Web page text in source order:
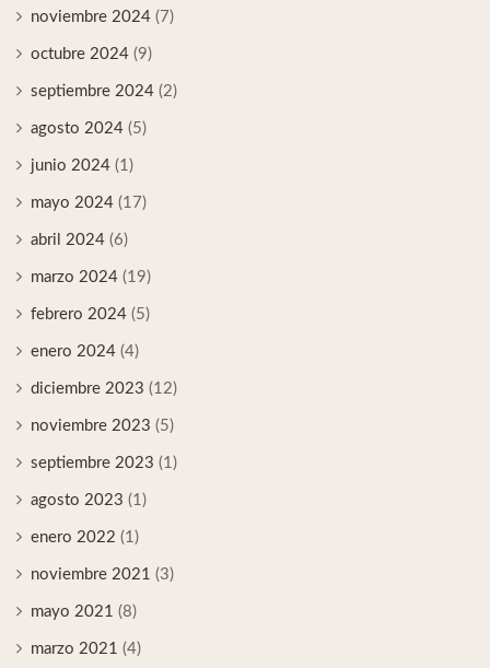
noviembre 2024 (7)
octubre 2024 (9)
septiembre 2024 (2)
agosto 2024 (5)
junio 2024 (1)
mayo 2024 (17)
abril 2024 (6)
marzo 2024 (19)
febrero 2024 (5)
enero 2024 (4)
diciembre 2023 (12)
noviembre 2023 (5)
septiembre 2023 (1)
agosto 2023 (1)
enero 2022 (1)
noviembre 2021 (3)
mayo 2021 (8)
marzo 2021 (4)